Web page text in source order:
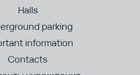
Halls
parking
information
Contacts